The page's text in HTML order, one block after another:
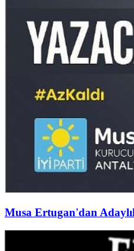
Musa Ertugan'dan